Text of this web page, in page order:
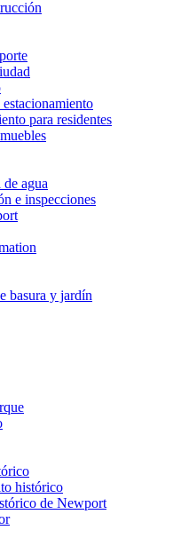
para residentes
agua
e inspecciones
basura y jardín
histórico
de Newport